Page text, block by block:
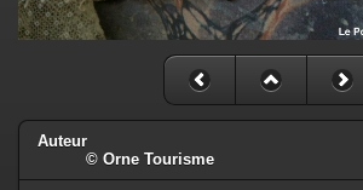
Auteur
© Orne Tourisme